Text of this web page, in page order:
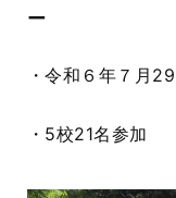
ー
・令和６年７月 29
・ 5校21名参加